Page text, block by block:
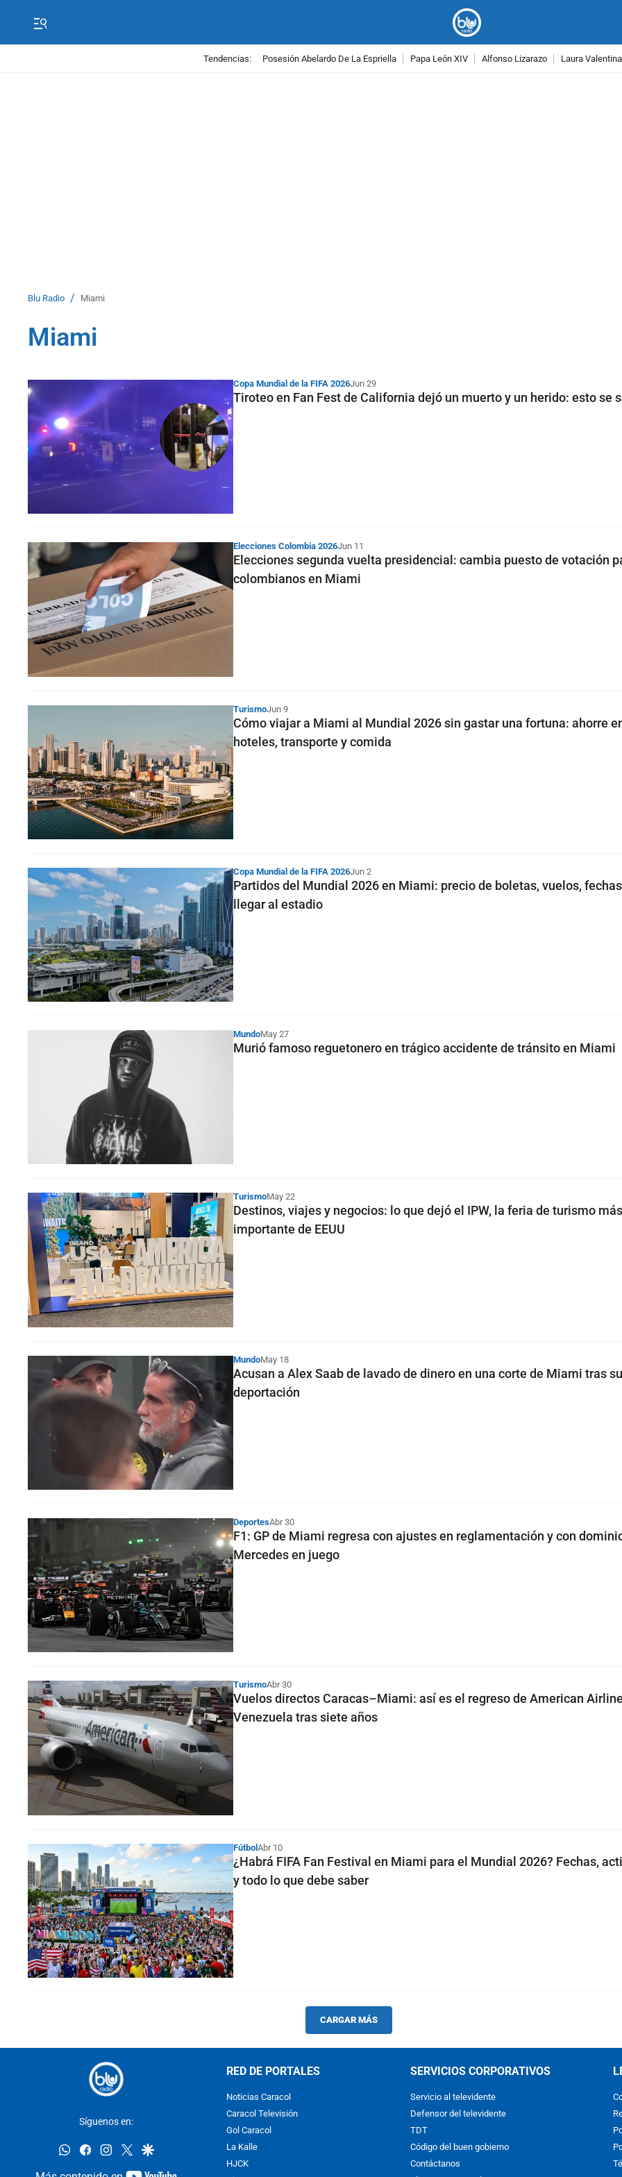
Tendencias: Posesión Abelardo De La Espriella Papa León XIV Alfonso Lizarazo Laura
Blu Radio / Miami
Miami
Copa Mundial de la FIFA 2026Jun 29
Tiroteo en Fan Fest de California dejó un muerto y un herido: esto se
Elecciones Colombia 2026Jun 11
Elecciones segunda vuelta presidencial: cambia puesto de votación
colombianos en Miami
TurismoJun 9
Cómo viajar a Miami al Mundial 2026 sin gastar una fortuna: ahorre
hoteles, transporte y comida
Copa Mundial de la FIFA 2026Jun 2
Partidos del Mundial 2026 en Miami: precio de boletas, vuelos,
llegar al estadio
MundoMay 27
Murió famoso reguetonero en trágico accidente de tránsito en Miami
TurismoMay 22
Destinos, viajes y negocios: lo que dejó el IPW, la feria de turismo más
importante de EEUU
MundoMay 18
Acusan a Alex Saab de lavado de dinero en una corte de Miami tras su
deportación
DeportesAbr 30
F1: GP de Miami regresa con ajustes en reglamentación y con
Mercedes en juego
TurismoAbr 30
Vuelos directos Caracas–Miami: así es el regreso de American
Venezuela tras siete años
FútbolAbr 10
¿Habrá FIFA Fan Festival en Miami para el Mundial 2026? Fechas,
y todo lo que debe saber
CARGAR MÁS
Síguenos en:
whatsappfacebookinstagram
twittergoogle
RED DE PORTALES
Noticias Caracol
Caracol Televisión
Gol Caracol
La Kalle
HJCK
SERVICIOS CORPORATIVOS
Servicio al televidente
Defensor del televidente
TDT
Código del buen gobierno
Contáctanos